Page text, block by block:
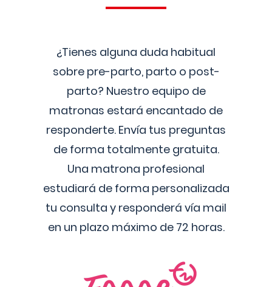
¿Tienes alguna duda habitual
sobre pre-parto, parto o post-
parto? Nuestro equipo de
matronas estará encantado de
responderte. Envía tus preguntas
de forma totalmente gratuita.
Una matrona profesional
estudiará de forma personalizada
tu consulta y responderá vía mail
en un plazo máximo de 72 horas.